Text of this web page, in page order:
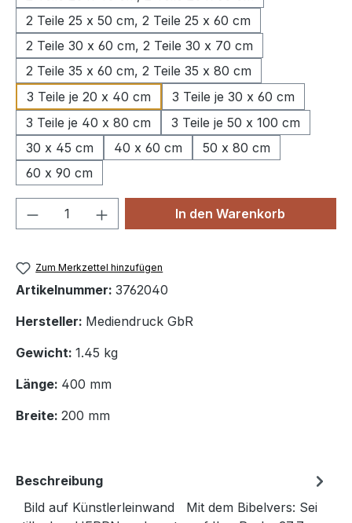
2 Teile 25 x 50 cm, 2 Teile 25 x 60 cm
2 Teile 30 x 60 cm, 2 Teile 30 x 70 cm
2 Teile 35 x 60 cm, 2 Teile 35 x 80 cm
3 Teile je 20 x 40 cm
3 Teile je 30 x 60 cm
3 Teile je 40 x 80 cm
3 Teile je 50 x 100 cm
30 x 45 cm
40 x 60 cm
50 x 80 cm
60 x 90 cm
Produkt Anzahl: Gib denIn den Warenkorb
Zum Merkzettel hinzufügen
Artikelnummer: 3762040
Hersteller: Mediendruck GbR
Gewicht: 1.45 kg
Länge: 400 mm
Breite: 200 mm
Beschreibung
Bild auf Künstlerleinwand Mit dem Bibelvers: Sei